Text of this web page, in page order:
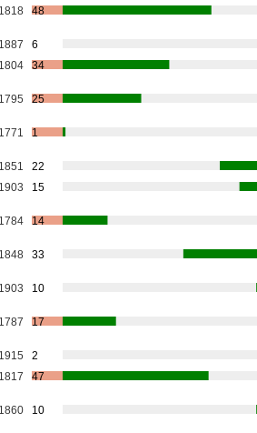
1818 48
1887
6
1804 34
1795 25
1771 1
1851
22
1903 15
1784 14
1848 33
1903 10
1787 17
1915
2
1817 47
1860 10